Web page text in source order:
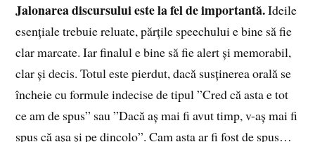
Jalonarea discursului este la fel de importantă.Ideile
esențiale trebuie reluate, părțile speechului e bine să fie
clar marcate. Iar finalul e bine să fie alert și memorabil,
clar și decis. Totul este pierdut, dacă susținerea orală se
încheie cu formule indecise de tipul ”Cred că asta e tot
ce am de spus” sau ”Dacă aș mai fi avut timp, v-aș mai fi
spus că așa și pe dincolo”. Cam asta ar fi fost de spus…